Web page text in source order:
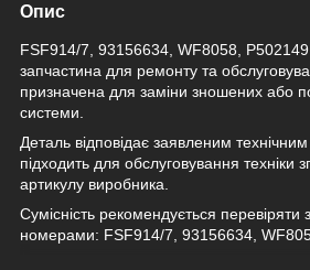
Опис
FSF914/7, 93156634, WF8058,
запчастина для ремонту та
призначена для заміни зношених або
системи.
Деталь відповідає заявленим
підходить для обслуговування техніки
артикулу виробника.
Сумісність рекомендується
номерами: FSF914/7, 93156634,